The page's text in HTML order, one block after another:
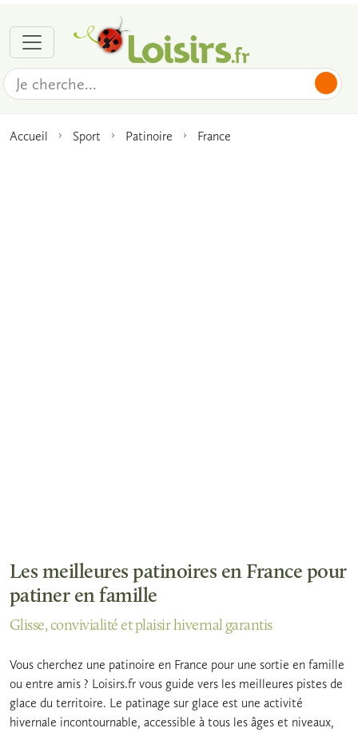
Accueil Sport Patinoire France
Les meilleures patinoires en France pour
patiner en famille
Glisse, convivialité et plaisir hivernal garantis
Vous cherchez une patinoire en France pour une sortie en famille
ou entre amis ? Loisirs.fr vous guide vers les meilleures pistes de
glace du territoire. Le patinage sur glace est une activité
hivernale incontournable, accessible à tous les âges et niveaux,